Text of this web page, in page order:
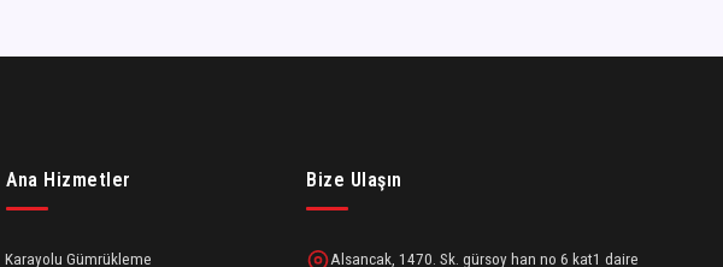
Ana Hizmetler
Karayolu Gümrükleme
Bize Ulaşın
Alsancak, 1470. Sk. gürsoy han no 6 kat1 daire